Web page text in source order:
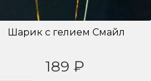
Шарик с гелием Смайл
189 ₽